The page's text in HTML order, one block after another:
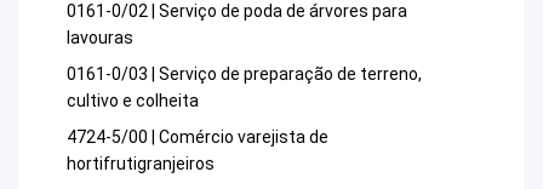
0161-0/02 | Serviço de poda de árvores para
lavouras
0161-0/03 | Serviço de preparação de terreno,
cultivo e colheita
4724-5/00 | Comércio varejista de
hortifrutigranjeiros